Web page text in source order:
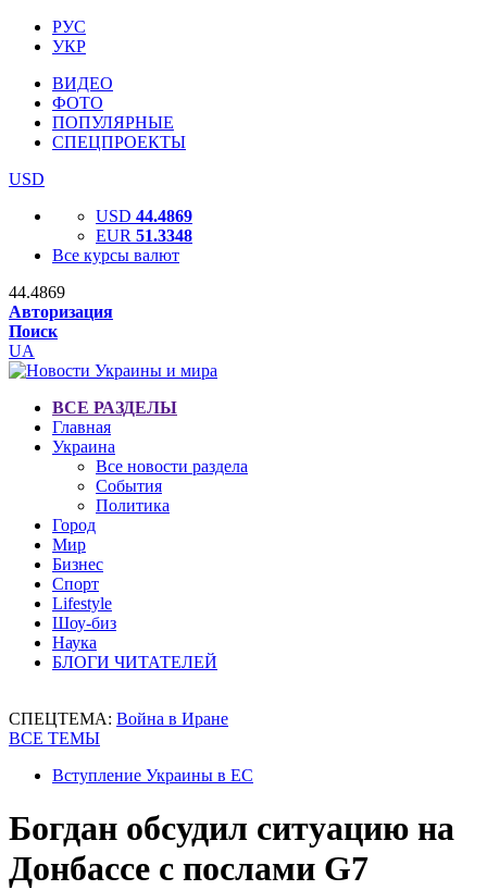
РУС
УКР
ВИДЕО
ФОТО
ПОПУЛЯРНЫЕ
СПЕЦПРОЕКТЫ
USD
USD 44.4869
EUR 51.3348
Все курсы валют
44.4869
Авторизация
Поиск
UA
ВСЕ РАЗДЕЛЫ
Главная
Украина
Все новости раздела
События
Политика
Город
Мир
Бизнес
Спорт
Lifestyle
Шоу-биз
Наука
БЛОГИ ЧИТАТЕЛЕЙ
СПЕЦТЕМА: Война в Иране
ВСЕ ТЕМЫ
Вступление Украины в ЕС
Богдан обсудил ситуацию на
Донбассе с послами G7